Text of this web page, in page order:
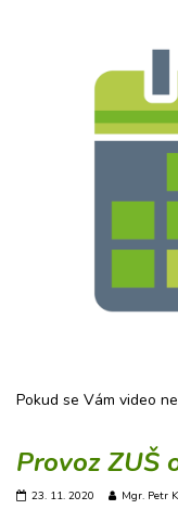
Pokud se Vám video
Provoz ZUŠ
23. 11. 2020 Mgr. Petr